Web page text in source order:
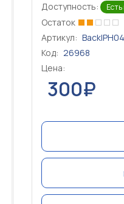
Доступность:
Остаток
Артикул:
Код: 26968
Цена:
300₽